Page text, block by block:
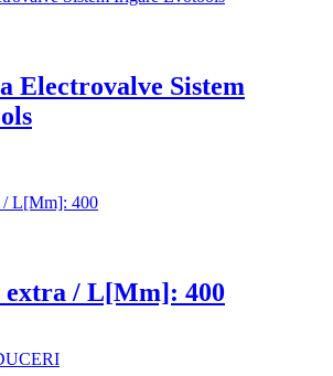
Electrovalve Sistem
extra / L[Mm]: 400